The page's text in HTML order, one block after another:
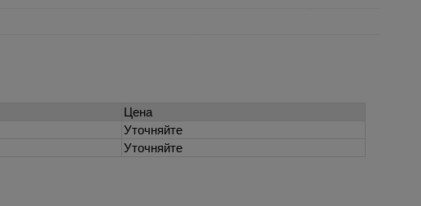
Цена
Уточняйте
Уточняйте